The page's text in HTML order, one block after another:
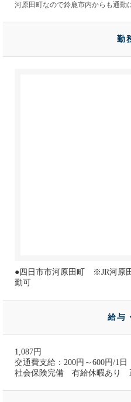
河原田町なので鈴鹿市内からも通勤
勤
●四日市市河原田町 ※JR河原
勤可
給与
1,087円
交通費支給：200円～600円/1
社会保険完備 有給休暇あり